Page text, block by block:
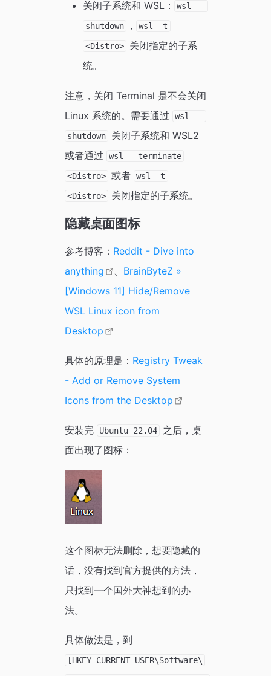
关闭子系统和 WSL：
wsl --
shutdown ， wsl -t
<Distro>
关闭指定的子系
统。
注意，关闭 Terminal 是不会关闭
Linux 系统的。需要通过
wsl --
shutdown
关闭子系统和 WSL2
或者通过
wsl --terminate
<Distro> 或者 wsl -t
<Distro> 关闭指定的子系统。
隐藏桌面图标
参考博客： Reddit - Dive into
anything
、 BrainByteZ »
[Windows 11] Hide/Remove
WSL Linux icon from
Desktop
具体的原理是： Registry Tweak
- Add or Remove System
Icons from the Desktop
安装完 Ubuntu 22.04
之后，桌
面出现了图标：
这个图标无法删除，想要隐藏的
话，没有找到官方提供的方法，
只找到一个国外大神想到的办
法。
具体做法是，到
[HKEY_CURRENT_USER\Software\